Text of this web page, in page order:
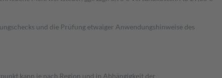
und die Prüfung etwaiger Anwendungshinweise des
kann je nach Region und in Abhängigkeit der